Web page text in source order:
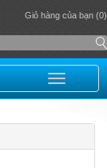
Giỏ hàng của bạn (0)